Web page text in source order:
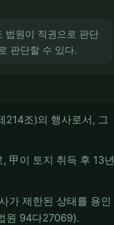
법원이 직권으로 판단
판단할 수 있다.
214조)의 행사로서, 그
甲이 토지 취득 후 13년
가 제한된 상태를 용인
원 94다27069).